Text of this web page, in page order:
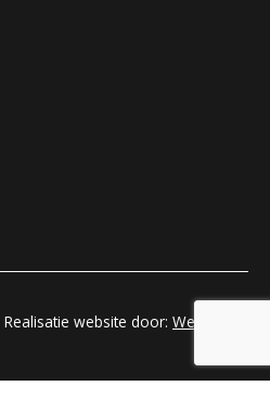
Realisatie website door: Webheld.nl